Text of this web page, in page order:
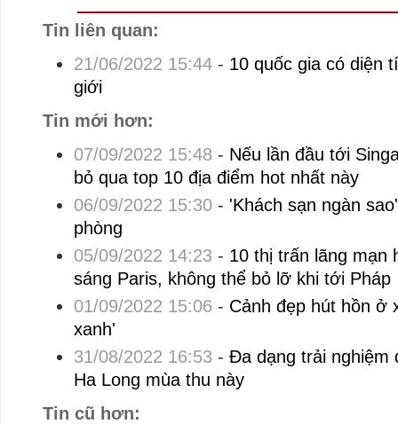
Tin liên quan:
21/06/2022 15:44- 10 quốc gia có diện
giới
Tin mới hơn:
07/09/2022 15:48 - Nếu lần đầu tới
bỏ qua top 10 địa điểm hot nhất này
06/09/2022 15:30- 'Khách sạn ngàn
phòng
05/09/2022 14:23 - 10 thị trấn lãng mạn
sáng Paris, không thể bỏ lỡ khi tới Pháp
01/09/2022 15:06 - Cảnh đẹp hút hồn ở
xanh'
31/08/2022 16:53 - Đa dạng trải nghiệm
Ha Long mùa thu này
Tin cũ hơn: